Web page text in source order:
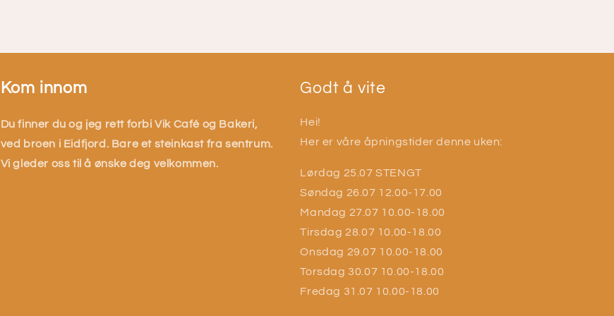
Kom innom
Du finner du og jeg rett forbi Vik Café og Bakeri,
ved broen i Eidfjord. Bare et steinkast fra sentrum.
Vi gleder oss til å ønske deg velkommen.
Godt å vite
Hei!
Her er våre åpningstider denne uken:
Lørdag 25.07 STENGT
Søndag 26.07 12.00-17.00
Mandag 27.07 10.00-18.00
Tirsdag 28.07 10.00-18.00
Onsdag 29.07 10.00-18.00
Torsdag 30.07 10.00-18.00
Fredag 31.07 10.00-18.00